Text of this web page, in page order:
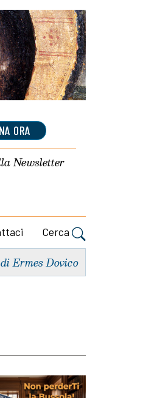
ORA
Newsletter
Cerca
Ermes Dovico